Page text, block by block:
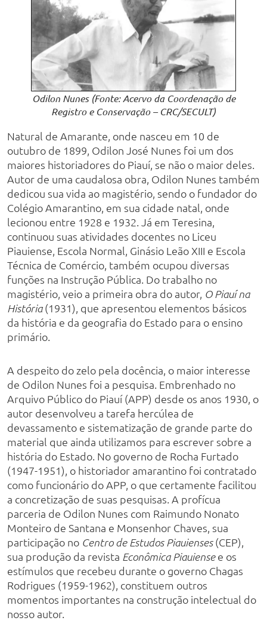
Odilon Nunes (Fonte: Acervo da Coordenação de
Registro e Conservação – CRC/SECULT)
Natural de Amarante, onde nasceu em 10 de
outubro de 1899, Odilon José Nunes foi um dos
maiores historiadores do Piauí, se não o maior deles.
Autor de uma caudalosa obra, Odilon Nunes também
dedicou sua vida ao magistério, sendo o fundador do
Colégio Amarantino, em sua cidade natal, onde
lecionou entre 1928 e 1932. Já em Teresina,
continuou suas atividades docentes no Liceu
Piauiense, Escola Normal, Ginásio Leão XIII e Escola
Técnica de Comércio, também ocupou diversas
funções na Instrução Pública. Do trabalho no
magistério, veio a primeira obra do autor, O Piauí na
História(1931), que apresentou elementos básicos
da história e da geografia do Estado para o ensino
primário.
A despeito do zelo pela docência, o maior interesse
de Odilon Nunes foi a pesquisa. Embrenhado no
Arquivo Público do Piauí (APP) desde os anos 1930, o
autor desenvolveu a tarefa hercúlea de
devassamento e sistematização de grande parte do
material que ainda utilizamos para escrever sobre a
história do Estado. No governo de Rocha Furtado
(1947-1951), o historiador amarantino foi contratado
como funcionário do APP, o que certamente facilitou
a concretização de suas pesquisas. A profícua
parceria de Odilon Nunes com Raimundo Nonato
Monteiro de Santana e Monsenhor Chaves, sua
participação no Centro de Estudos Piauienses(CEP),
sua produção da revista Econômica Piauiensee os
estímulos que recebeu durante o governo Chagas
Rodrigues (1959-1962), constituem outros
momentos importantes na construção intelectual do
nosso autor.